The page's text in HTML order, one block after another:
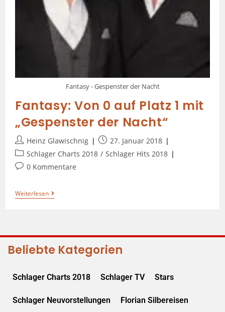
Fantasy - Gespenster der Nacht
Fantasy: Von 0 auf Platz 1 mit
„Gespenster der Nacht“
Heinz Glawischnig
27. Januar 2018
Schlager Charts 2018 / Schlager Hits 2018
0 Kommentare
Weiterlesen
Beliebte Kategorien
Schlager Charts 2018 Schlager TV Stars
Schlager Neuvorstellungen Florian Silbereisen